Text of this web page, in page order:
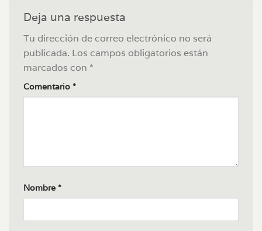
Deja una respuesta
Tu dirección de correo electrónico no será
publicada. Los campos obligatorios están
marcados con *
Comentario *
Nombre *